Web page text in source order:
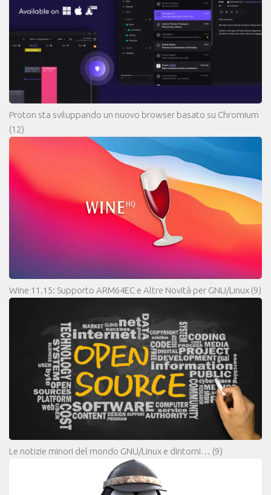
Proton sta sviluppando un nuovo browser basato su Chromium
(12)
Wine 11.15: Supporto ARM64EC e Altre Novità per GNU/Linux (9)
Le notizie minori del mondo GNU/Linux e dintorni… (9)